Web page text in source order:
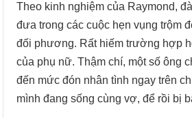
Theo kinh nghiệm của Raymond,
đưa trong các cuộc hẹn vụng trộm
đối phương. Rất hiếm trường hợp
của phụ nữ. Thậm chí, một số ông
đến mức đón nhân tình ngay trên
mình đang sống cùng vợ, để rồi bị